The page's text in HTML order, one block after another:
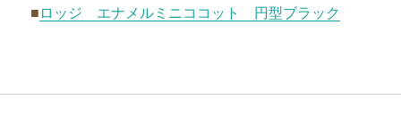
■ ロッジ エナメルミニココット 円型ブラック